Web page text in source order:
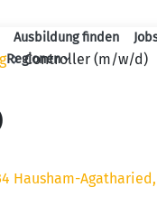
Ausbildung finden
Regionen
Controller (m/w/d)
Hausham-Agatharied,